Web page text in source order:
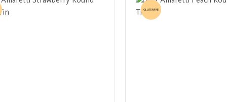
und kräftigem
macht sie zu einem
zartem Mandelaroma -
Genießer.
GLUTENFREI